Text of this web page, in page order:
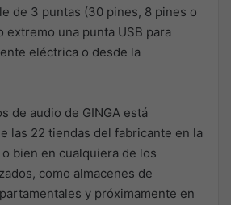
de 3 puntas (30 pines, 8 pines o
extremo una punta USB para
eléctrica o desde la
de audio de GINGA está
las 22 tiendas del fabricante en la
bien en cualquiera de los
como almacenes de
y próximamente en